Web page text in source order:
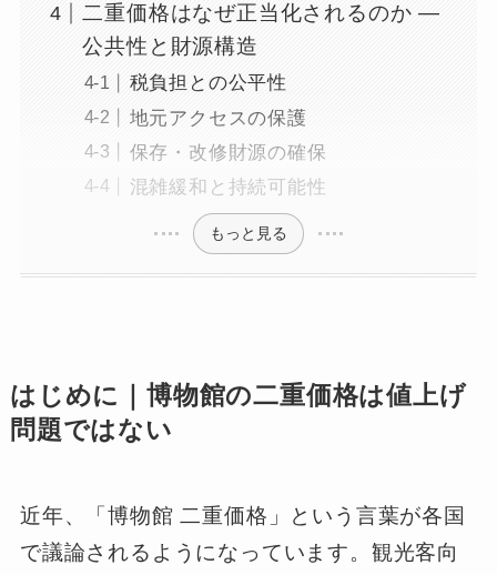
二重価格はなぜ正当化されるのか ―
公共性と財源構造
税負担との公平性
地元アクセスの保護
保存・改修財源の確保
混雑緩和と持続可能性
もっと見る
はじめに｜博物館の二重価格は値上げ
問題ではない
近年、「博物館 二重価格」という言葉が各国
で議論されるようになっています。観光客向